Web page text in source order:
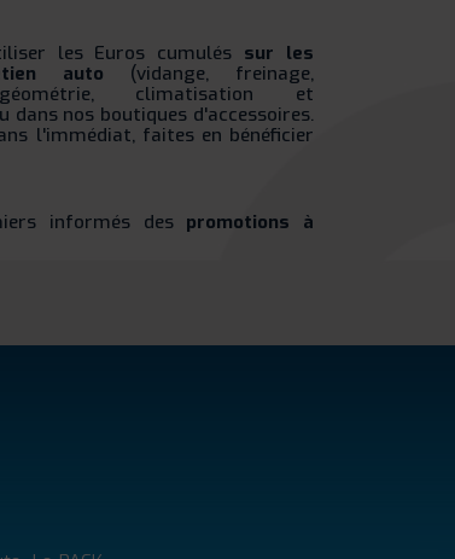
les Euros cumulés sur les
auto (vidange, freinage,
climatisation et
dans nos boutiques d'accessoires.
l'immédiat, faites en bénéficier
informés des promotions à